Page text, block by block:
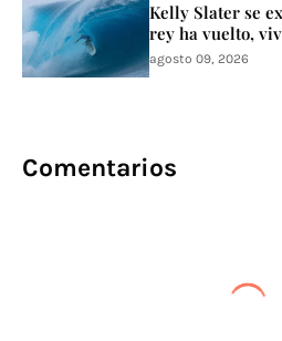
Kelly Slater se
rey ha vuelto,
agosto 09, 2026
Comentarios